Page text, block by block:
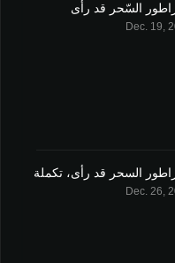
السّحر قد رأى
Dec. 19,
السحر قد رأى، تكملة
Dec. 26,